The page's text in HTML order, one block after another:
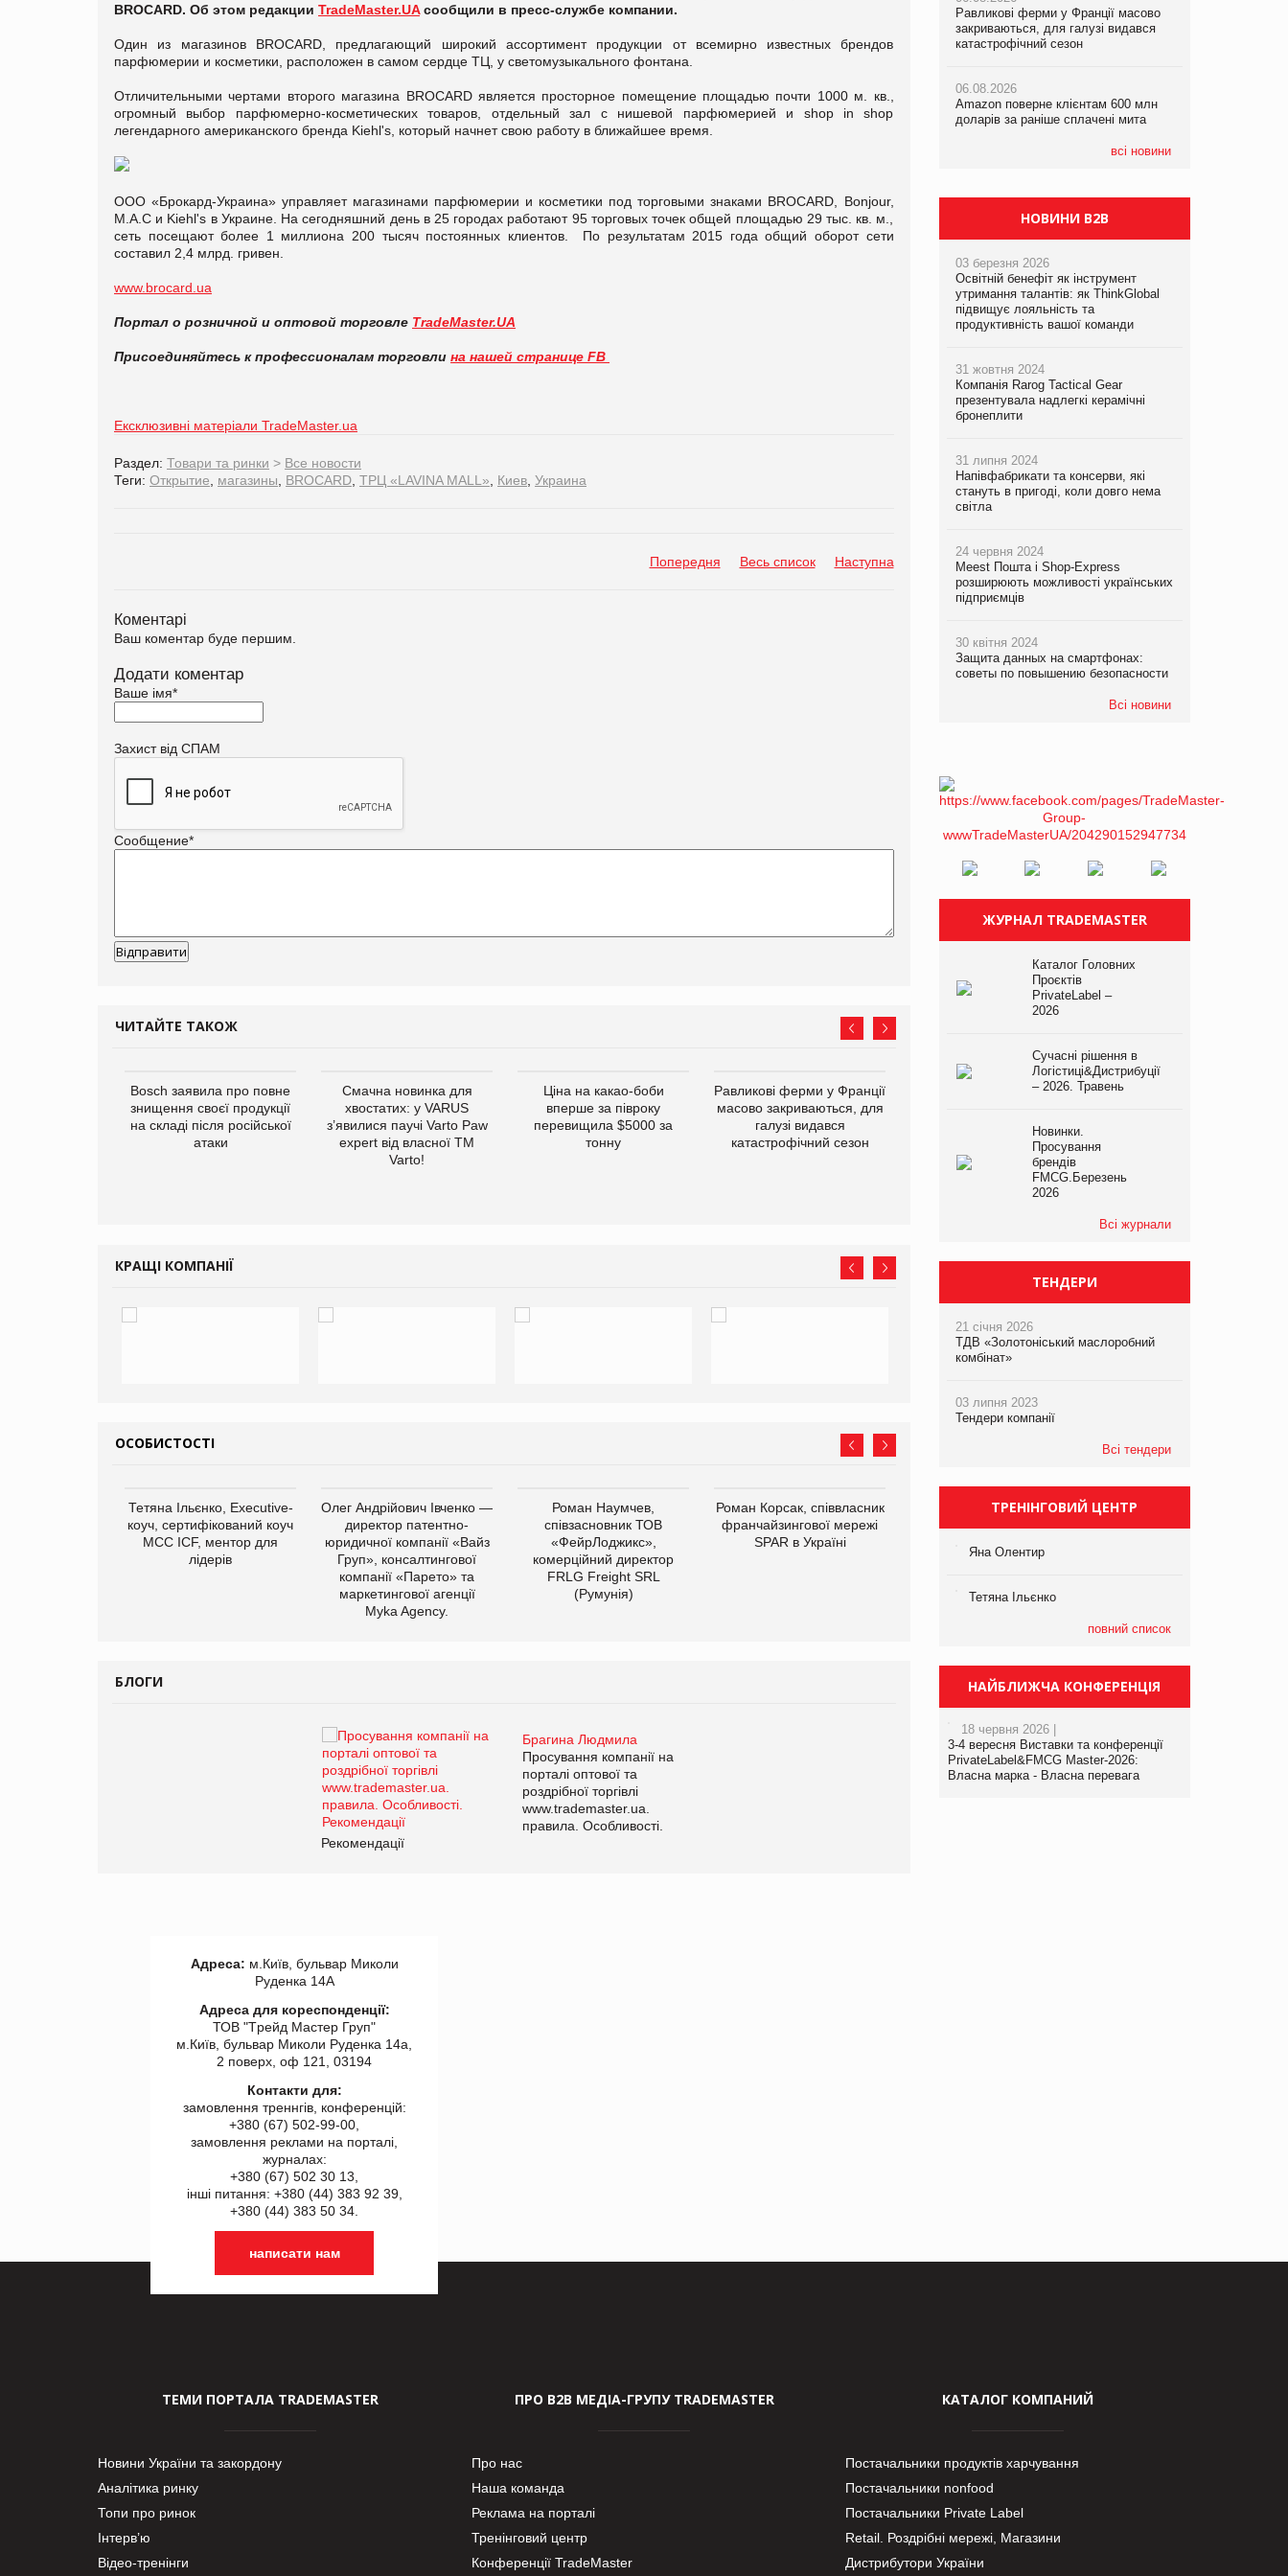
BROCARD. Об этом редакции TradeMaster.UAсообщили в пресс-службе компании.
Один из магазинов BROCARD, предлагающий широкий ассортимент продукции от всемирно известных брендов
парфюмерии и косметики, расположен в самом сердце ТЦ, у светомузыкального фонтана.
Отличительными чертами второго магазина BROCARD является просторное помещение площадью почти 1000 м. кв.,
огромный выбор парфюмерно-косметических товаров, отдельный зал с нишевой парфюмерией и shop in shop
легендарного американского бренда Kiehl's, который начнет свою работу в ближайшее время.
ООО «Брокард-Украина» управляет магазинами парфюмерии и косметики под торговыми знаками BROCARD, Bonjour,
М.А.С и Kiehl's в Украине. На сегодняшний день в 25 городах работают 95 торговых точек общей площадью 29 тыс. кв. м.,
сеть посещают более 1 миллиона 200 тысяч постоянных клиентов. По результатам 2015 года общий оборот сети
составил 2,4 млрд. гривен.
www.brocard.ua
Портал о розничной и оптовой торговле TradeMaster.UA
Присоединяйтесь к профессионалам торговли на нашей странице FB
Ексклюзивні матеріали TradeMaster.ua
Раздел: Товари та ринки > Все новости
Теги: Открытие магазины BROCARD ТРЦ «LAVINA MALL» Киев Украина
Попередня Весь список Наступна
Коментарі
Ваш коментар буде першим.
Додати коментар
Ваше імя*
Захист від СПАМ
Сообщение*
ЧИТАЙТЕ ТАКОЖ
Bosch заявила про повне
знищення своєї продукції
на складі після російської
атаки
Смачна новинка для
хвостатих: у VARUS
з’явилися паучі Varto Paw
expert від власної ТМ
Varto!
Ціна на какао-боби
вперше за півроку
перевищила $5000 за
тонну
Равликові ферми у Франції
масово закриваються, для
галузі видався
катастрофічний сезон
Amazon поверне клієнтам
сплачені мита
КРАЩІ КОМПАНІЇ
ОСОБИСТОСТІ
Тетяна Ільєнко, Executive-
коуч, сертифікований коуч
МСС ICF, ментор для
лідерів
Олег Андрійович Івченко —
директор патентно-
юридичної компанії «Вайз
Груп», консалтингової
компанії «Парето» та
маркетингової агенції
Myka Agency.
Роман Наумчев,
співзасновник ТОВ
«ФейрЛоджикс»,
комерційний директор
FRLG Freight SRL
(Румунія)
Роман Корсак, співвласник
франчайзингової мережі
SPAR в Україні
Олексій Логачов-Михайлов
виробництва
Яна Сараніна, директор
БЛОГИ
Брагина Людмила
Просування компанії на
порталі оптової та
роздрібної торгівлі
www.trademaster.ua.
правила. Особливості.
Рекомендації
Брагина Людмила
Просування компанії на
порталі оптової та
Равликові ферми у Франції масово
закриваються, для галузі видався
катастрофічний сезон
06.08.2026
Amazon поверне клієнтам 600 млн
доларів за раніше сплачені мита
всі новини
Равликові ферми у Франції масово
закриваються, для галузі видався
катастрофічний сезон
06.08.2026
Amazon поверне клієнтам 600 млн
доларів за раніше сплачені мита
Amazon поверне клієнтам 600 млн
доларів за раніше сплачені мита
У Євросоюзі набули чинності нові
правила щодо штучного інтелекту
НОВИНИ B2B
03 березня 2026
Освітній бенефіт як інструмент
утримання талантів: як ThinkGlobal
підвищує лояльність та
продуктивність вашої команди
31 жовтня 2024
Компанія Rarog Tactical Gear
презентувала надлегкі керамічні
бронеплити
31 липня 2024
Напівфабрикати та консерви, які
стануть в пригоді, коли довго нема
світла
24 червня 2024
Meest Пошта і Shop-Express
розширюють можливості українських
підприємців
30 квітня 2024
Защита данных на смартфонах:
советы по повышению безопасности
Всі новини
ЖУРНАЛ TRADEMASTER
Каталог Головних
Проєктів
PrivateLabel –
2026
Сучасні рішення в
Логістиці&Дистрибуції
– 2026. Травень
Новинки.
Просування
брендів
FMCG.Березень
2026
Всі журнали
ТЕНДЕРИ
21 січня 2026
ТДВ «Золотоніський маслоробний
комбінат»
03 липня 2023
Тендери компанії
Всі тендери
ТРЕНІНГОВИЙ ЦЕНТР
Яна Олентир
Тетяна Ільєнко
повний список
НАЙБЛИЖЧА КОНФЕРЕНЦІЯ
18 червня 2026 |
3-4 вересня Виставки та конференції
PrivateLabel&FMCG Master-2026:
Власна марка - Власна перевага
Адреса: м.Київ, бульвар Миколи
Руденка 14А
Адреса для кореспонденції:
ТОВ "Tрейд Мастер Груп"
м.Київ, бульвар Миколи Руденка 14а,
2 поверх, оф 121, 03194
Контакти для:
замовлення треннгів, конференцій:
+380 (67) 502-99-00,
замовлення реклами на порталі,
журналах:
+380 (67) 502 30 13,
інші питання: +380 (44) 383 92 39,
+380 (44) 383 50 34.
написати нам
ТЕМИ ПОРТАЛА TRADEMASTER
Новини України та закордону
Аналітика ринку
Топи про ринок
Інтерв’ю
Відео-тренінги
ПРО В2В МЕДІА-ГРУПУ TRADEMASTER
Про нас
Наша команда
Реклама на порталі
Тренінговий центр
Конференції TradeMaster
КАТАЛОГ КОМПАНИЙ
Постачальники продуктів харчування
Постачальники nonfood
Постачальники Private Label
Retail. Роздрібні мережі, Магазини
Дистрибутори України